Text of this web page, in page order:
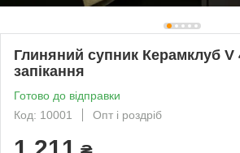
Глиняний супник Керамклуб V
запікання
Готово до відправки
Код: 10001
Опт і роздріб